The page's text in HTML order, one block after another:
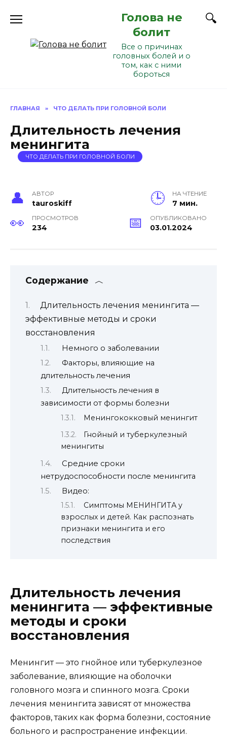
Голова не
болит
Все о причинах
головных болей и о
том, как с ними
бороться
ГЛАВНАЯ » ЧТО ДЕЛАТЬ ПРИ ГОЛОВНОЙ БОЛИ
Длительность лечения
менингита
ЧТО ДЕЛАТЬ ПРИ ГОЛОВНОЙ БОЛИ
АВТОР
tauroskiff
НА ЧТЕНИЕ
7 мин.
ПРОСМОТРОВ
234
ОПУБЛИКОВАНО
03.01.2024
Содержание
Длительность лечения менингита —
эффективные методы и сроки
восстановления
Немного о заболевании
Факторы, влияющие на
длительность лечения
Длительность лечения в
зависимости от формы болезни
Менингококковый менингит
Гнойный и туберкулезный
менингиты
Средние сроки
нетрудоспособности после менингита
Видео:
Симптомы МЕНИНГИТА у
взрослых и детей. Как распознать
признаки менингита и его
последствия
Длительность лечения
менингита — эффективные
методы и сроки
восстановления
Менингит — это гнойное или туберкулезное
заболевание, влияющие на оболочки
головного мозга и спинного мозга. Сроки
лечения менингита зависят от множества
факторов, таких как форма болезни, состояние
больного и распространение инфекции.